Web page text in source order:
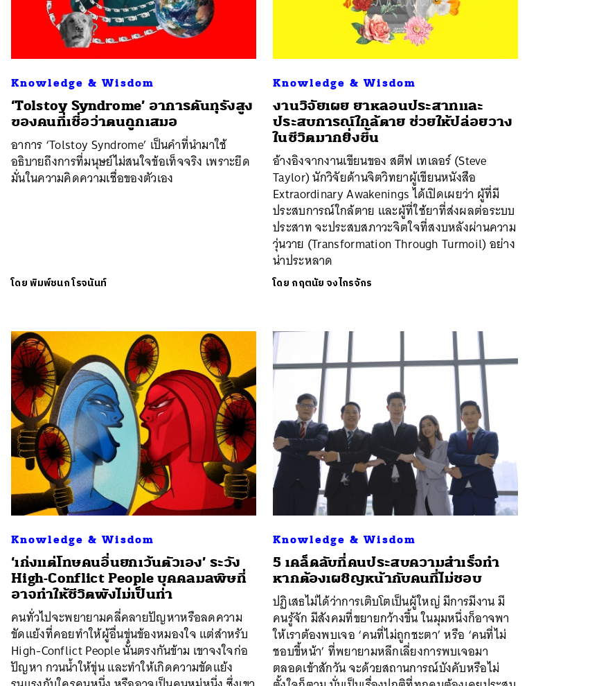
Knowledge & Wisdom
‘Tolstoy Syndrome’ อาการดันทุรังสูง
ของคนที่เชื่อว่าตนถูกเสมอ
อาการ ‘Tolstoy Syndrome’ เป็นคำที่นำมาใช้
อธิบายถึงการที่มนุษย์ไม่สนใจข้อเท็จจริง เพราะยึด
มั่นในความคิดความเชื่อของตัวเอง
โดยพิมพ์ชนก โรจนันท์
Knowledge & Wisdom
งานวิจัยเผย ยาหลอนประสาทและ
ประสบการณ์ใกล้ตาย ช่วยให้ปล่อยวาง
ในชีวิตมากยิ่งขึ้น
อ้างอิงจากงานเขียนของ สตีฟ เทเลอร์ (Steve
Taylor) นักวิจัยด้านจิตวิทยาผู้เขียนหนังสือ
Extraordinary Awakenings ได้เปิดเผยว่า ผู้ที่มี
ประสบการณ์ใกล้ตาย และผู้ที่ใช้ยาที่ส่งผลต่อระบบ
ประสาท จะประสบสภาวะจิตใจที่สงบหลังผ่านความ
วุ่นวาย (Transformation Through Turmoil) อย่าง
น่าประหลาด
โดย กฤตนัย จงไกรจักร
Knowledge & Wisdom
‘เก่งแต่โทษคนอื่นยกเว้นตัวเอง’ ระวัง
High-Conflict People บุคคลมลพิษที่
อาจทำให้ชีวิตพังไม่เป็นท่า
คนทั่วไปจะพยายามคลี่คลายปัญหาหรือลดความ
ขัดแย้งที่คอยทำให้ผู้อื่นขุ่นข้องหมองใจ แต่สำหรับ
High-Conflict People นั้นตรงกันข้าม เขาจงใจก่อ
ปัญหา กวนน้ำให้ขุ่น และทำให้เกิดความขัดแย้ง
Knowledge & Wisdom
5 เคล็ดลับที่คนประสบความสำเร็จทำ
หากต้องเผชิญหน้ากับคนที่ไม่ชอบ
ปฏิเสธไม่ได้ว่าการเติบโตเป็นผู้ใหญ่ มีการมีงาน มี
คนรู้จัก มีสังคมที่ขยายกว้างขึ้น ในมุมหนึ่งก็อาจพา
ให้เราต้องพบเจอ ‘คนที่ไม่ถูกชะตา’ หรือ ‘คนที่ไม่
ชอบขี้หน้า’ ที่พยายามหลีกเลี่ยงการพบเจอมา
ตลอดเข้าสักวัน จะด้วยสถานการณ์บังคับหรือไม่
SHARE TWEET LINE EMAIL